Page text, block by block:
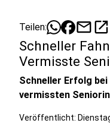
Teilen: mailopen_in_new
Schneller
Vermisste
Schneller Erfolg
vermissten
Veröffentlicht: